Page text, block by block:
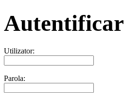
Utilizator:
Parola: